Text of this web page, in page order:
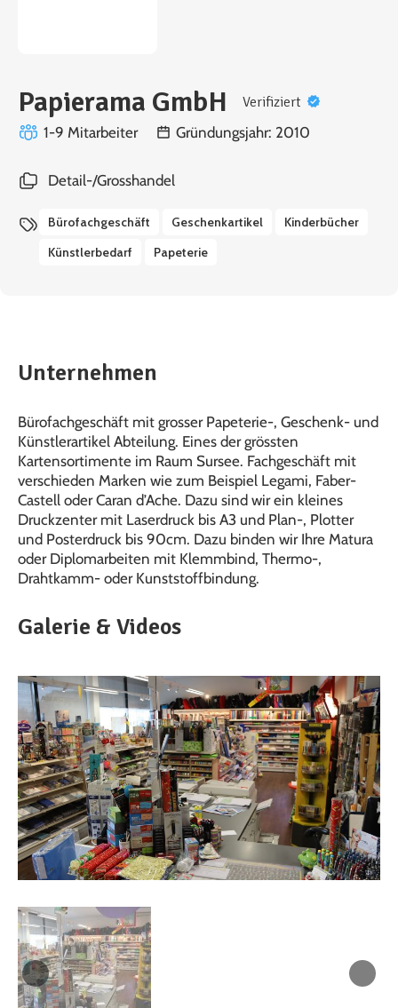
Papierama GmbH
Verifiziert
1-9 Mitarbeiter
Gründungsjahr: 2010
Detail-/Grosshandel
Bürofachgeschäft Geschenkartikel Kinderbücher
Künstlerbedarf Papeterie
Unternehmen
Bürofachgeschäft mit grosser Papeterie-, Geschenk- und
Künstlerartikel Abteilung. Eines der grössten
Kartensortimente im Raum Sursee. Fachgeschäft mit
verschieden Marken wie zum Beispiel Legami, Faber-
Castell oder Caran d’Ache. Dazu sind wir ein kleines
Druckzenter mit Laserdruck bis A3 und Plan-, Plotter
und Posterdruck bis 90cm. Dazu binden wir Ihre Matura
oder Diplomarbeiten mit Klemmbind, Thermo-,
Drahtkamm- oder Kunststoffbindung.
Galerie & Videos